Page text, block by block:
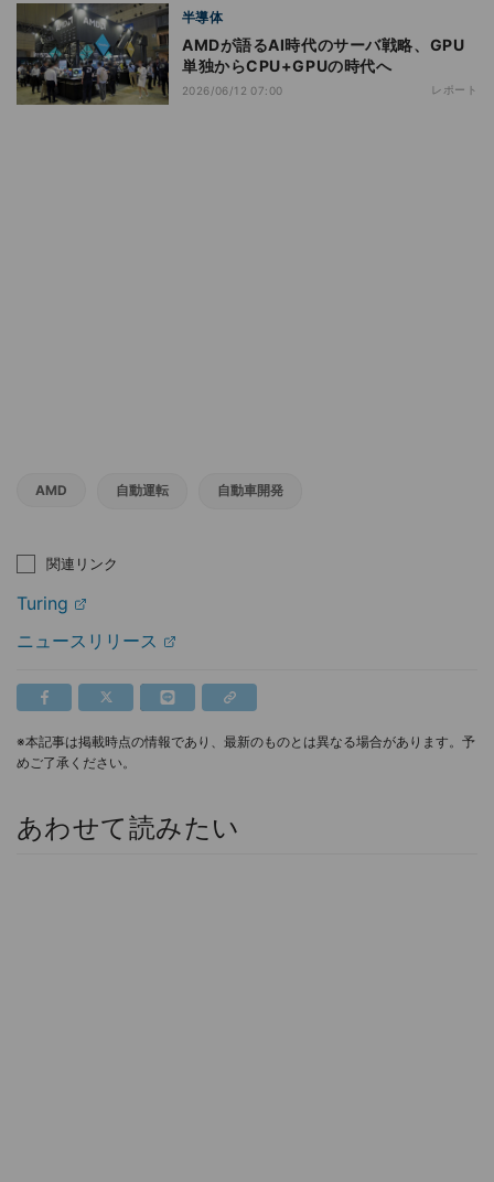
半導体
AMDが語るAI時代のサーバ戦略、GPU
単独からCPU+GPUの時代へ
2026/06/12 07:00 レポート
AMD 自動運転 自動車開発
関連リンク
Turing
ニュースリリース
※本記事は掲載時点の情報であり、最新のものとは異なる場合があります。予
めご了承ください。
あわせて読みたい